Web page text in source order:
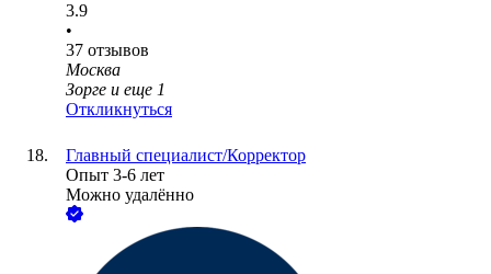
3.9
•
37 отзывов
Москва
Зорге и еще 1
Откликнуться
Главный специалист/Корректор
Опыт 3-6 лет
Можно удалённо